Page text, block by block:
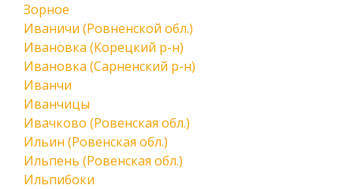
Зорное
Иваничи (Ровненской обл.)
Ивановка (Корецкий р-н)
Ивановка (Сарненский р-н)
Иванчи
Иванчицы
Ивачково (Ровенская обл.)
Ильин (Ровенская обл.)
Ильпень (Ровенская обл.)
Ильпибоки